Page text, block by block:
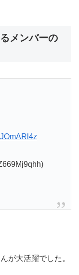
メンバーの
が大活躍でした。